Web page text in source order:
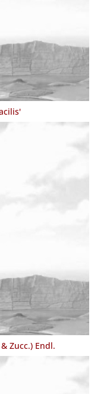
Zucc.) Endl.